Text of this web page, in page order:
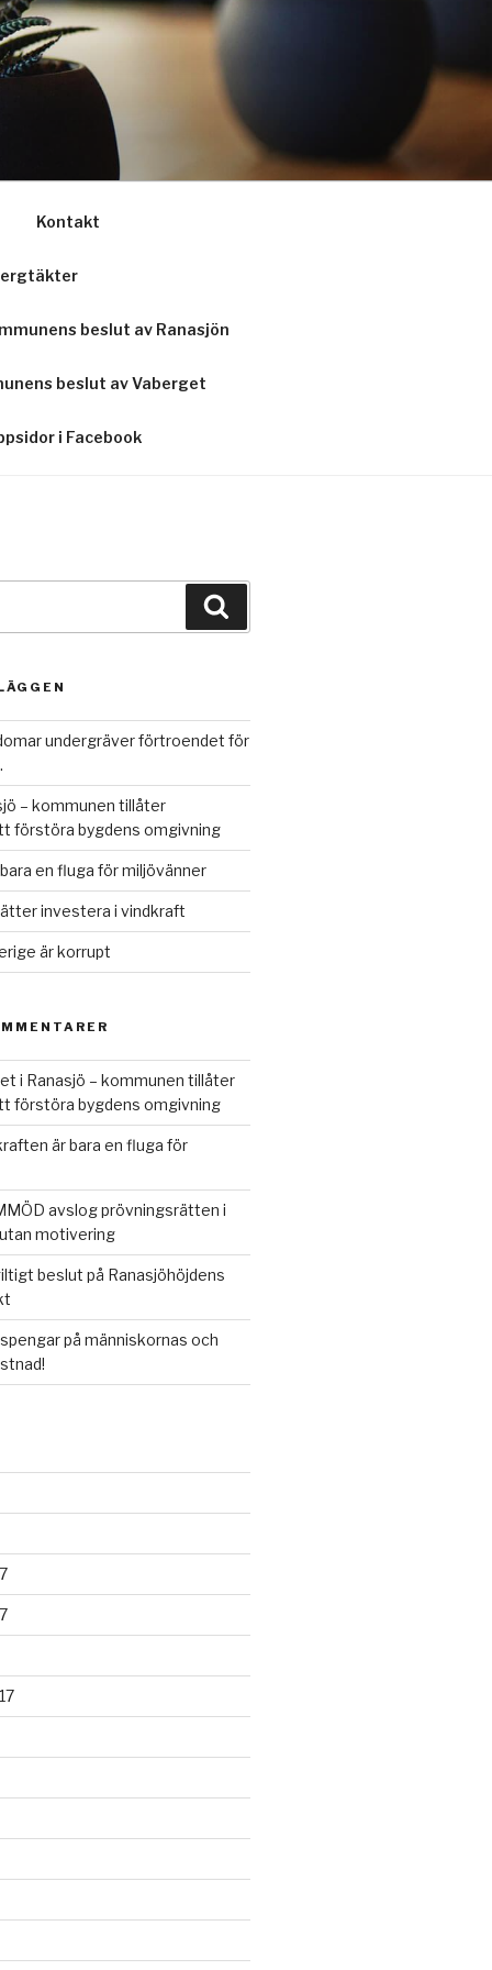
Kontakt
beslut av Ranasjön
beslut av Vaberget
i Facebook
undergräver förtroendet för
– kommunen tillåter
förstöra bygdens omgivning
en fluga för miljövänner
investera i vindkraft
är korrupt
i Ranasjö – kommunen tillåter
förstöra bygdens omgivning
är bara en fluga för
avslog prövningsrätten i
motivering
beslut på Ranasjöhöjdens
på människornas och